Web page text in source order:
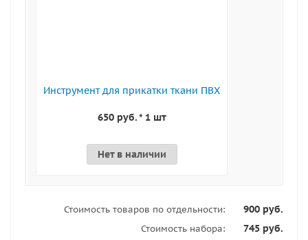
Инструмент для прикатки ткани ПВХ
650 руб. * 1 шт
Нет в наличии
Стоимость товаров по отдельности: 900 руб.
Стоимость набора: 745 руб.